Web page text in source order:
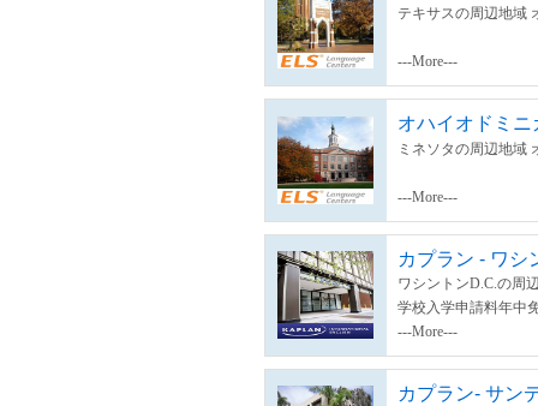
テキサスの周辺地域
---More---
オハイオドミニ
ミネソタの周辺地域
---More---
カプラン - ワシ
ワシントンD.C.の周
学校入学申請料年中
---More---
カプラン- サン